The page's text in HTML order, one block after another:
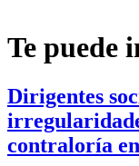
Te puede
Dirigentes
contraloría